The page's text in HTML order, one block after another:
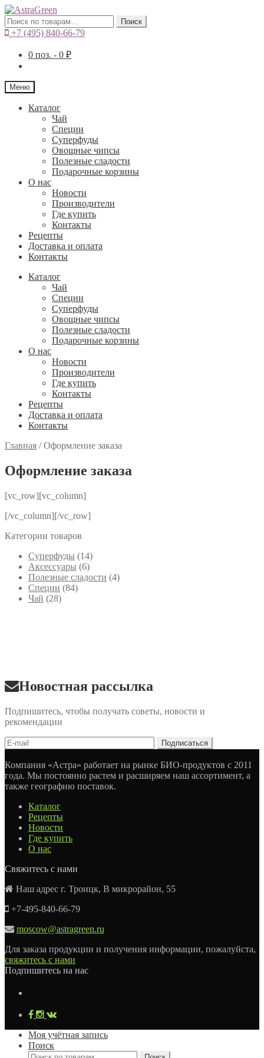
Искать: Поиск
+7 (495) 840-66-79
0 поз. - 0 ₽
Меню
Каталог
Чай
Специи
Cуперфуды
Овощные чипсы
Полезные сладости
Подарочные корзины
О нас
Новости
Производители
Где купить
Контакты
Рецепты
Доставка и оплата
Контакты
Каталог
Чай
Специи
Cуперфуды
Овощные чипсы
Полезные сладости
Подарочные корзины
О нас
Новости
Производители
Где купить
Контакты
Рецепты
Доставка и оплата
Контакты
Главная /Оформление заказа
Оформление заказа
[vc_row][vc_column]
[/vc_column][/vc_row]
Категории товаров
Cуперфуды (14)
Аксессуары (6)
Полезные сладости (4)
Специи (84)
Чай (28)
Новостная рассылка
Подпишитесь, чтобы получать советы, новости и
рекомендации
Компания «Астра» работает на рынке БИО-продуктов с 2011
года. Мы постоянно растем и расширяем наш ассортимент, а
также географию поставок.
Каталог
Рецепты
Новости
Где купить
О нас
Свяжитесь с нами
Наш адрес г. Троицк, В микрорайон, 55
+7-495-840-66-79
moscow@astragreen.ru
Для заказа продукции и получения информации, пожалуйста,
свяжитесь с нами
Подпишитесь на нас
Моя учётная запись
Поиск
Искать: